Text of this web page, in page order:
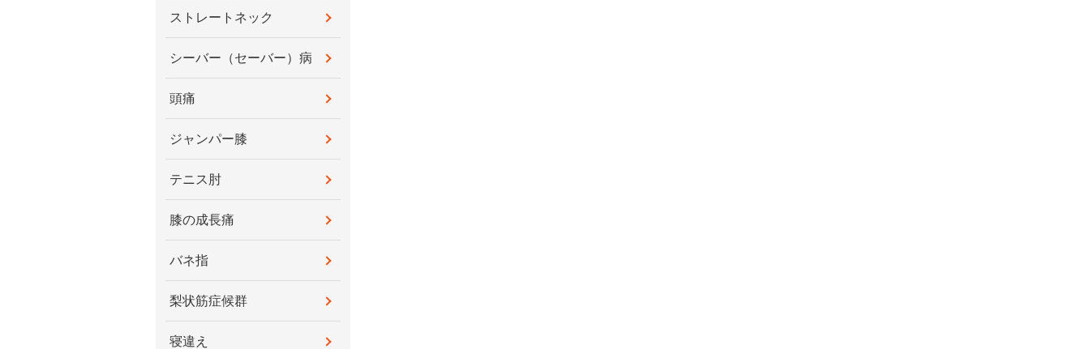
ストレートネック
シーバー（セーバー）病
頭痛
ジャンパー膝
テニス肘
膝の成長痛
バネ指
梨状筋症候群
寝違え